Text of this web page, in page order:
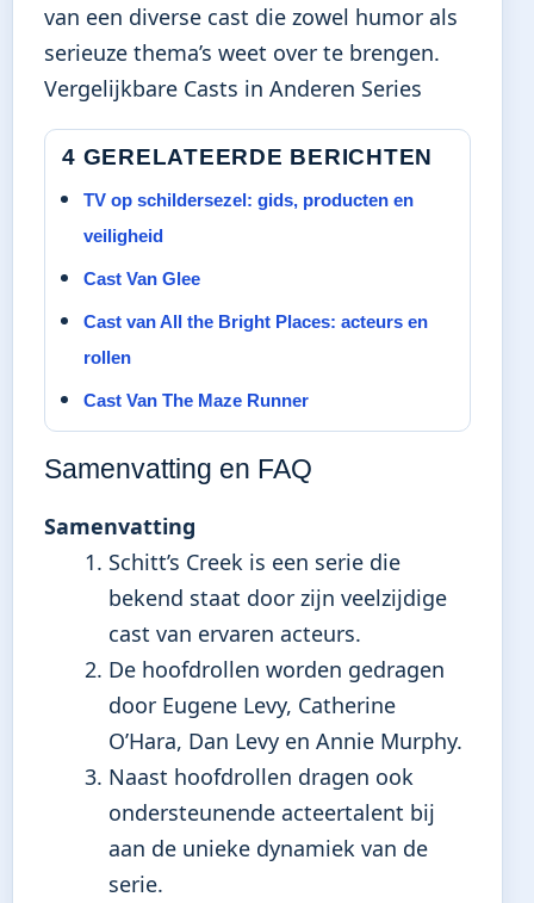
van een diverse cast die zowel humor als
serieuze thema’s weet over te brengen.
Vergelijkbare Casts in Anderen Series
4 GERELATEERDE BERICHTEN
TV op schildersezel: gids, producten en
veiligheid
Cast Van Glee
Cast van All the Bright Places: acteurs en
rollen
Cast Van The Maze Runner
Samenvatting en FAQ
Samenvatting
Schitt’s Creek is een serie die
bekend staat door zijn veelzijdige
cast van ervaren acteurs.
De hoofdrollen worden gedragen
door Eugene Levy, Catherine
O’Hara, Dan Levy en Annie Murphy.
Naast hoofdrollen dragen ook
ondersteunende acteertalent bij
aan de unieke dynamiek van de
serie.